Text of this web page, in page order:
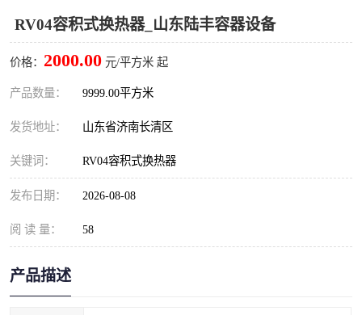
RV04容积式换热器_山东陆丰容器设备
价格： 2000.00 元/平方米 起
产品数量： 9999.00平方米
发货地址： 山东省济南长清区
关键词： RV04容积式换热器
发布日期： 2026-08-08
阅 读 量： 58
产品描述